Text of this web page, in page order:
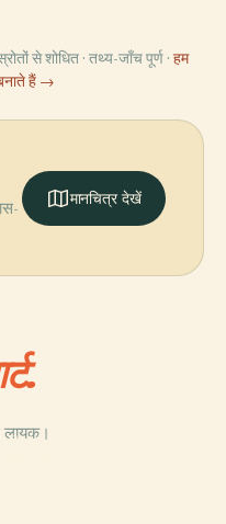
से शोधित · तथ्य-जाँच पूर्ण · हम
हैं →
मानचित्र देखें
PLACE